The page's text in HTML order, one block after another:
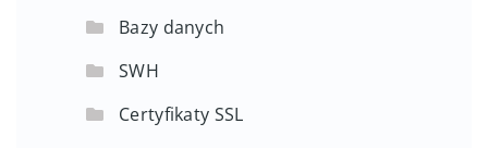
Bazy danych
SWH
Certyfikaty SSL